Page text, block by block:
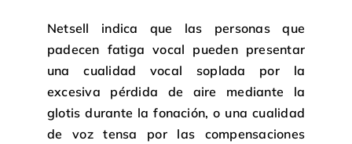
Netsell indica que las personas que
padecen fatiga vocal pueden presentar
una cualidad vocal soplada por la
excesiva pérdida de aire mediante la
glotis durante la fonación, o una cualidad
de voz tensa por las compensaciones